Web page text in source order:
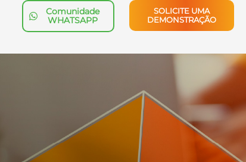
Comunidade
WHATSAPP
SOLICITE UMA
DEMONSTRAÇÃO